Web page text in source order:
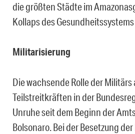
die größten Städte im
Kollaps des
Militarisierung
Die wachsende Rolle der Militärs
Teilstreitkräften in der
Unruhe seit dem Beginn der
Bolsonaro. Bei der Besetzung